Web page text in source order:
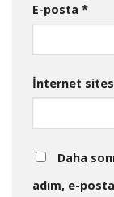
E-posta *
İnternet
Daha
adım, e-